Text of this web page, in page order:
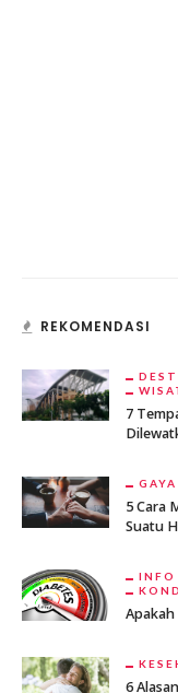
REKOMENDASI
7
5 Cara
Suatu
INFO
Apakah
6